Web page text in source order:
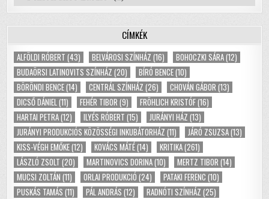
CÍMKÉK
ALFÖLDI RÓBERT (43) BELVÁROSI SZÍNHÁZ (16) BOHOCZKI SÁRA(12)
BUDAÖRSI LATINOVITS SZÍNHÁZ (20) BÍRÓ BENCE(10)
BÖRÖNDI BENCE(14) CENTRÁL SZÍNHÁZ (26) CHOVÁN GÁBOR (13)
DICSŐ DÁNIEL(11) FEHÉR TIBOR (9) FRÖHLICH KRISTÓF(16)
HARTAI PETRA(12) ILYÉS RÓBERT (15) JURÁNYI HÁZ (13)
JURÁNYI PRODUKCIÓS KÖZÖSSÉGI INKUBÁTORHÁZ (11) JÁRÓ ZSUZSA(13)
KISS-VÉGH EMŐKE(12) KOVÁCS MÁTÉ(14) KRITIKA(261)
LÁSZLÓ ZSOLT (20) MARTINOVICS DORINA(10) MERTZ TIBOR (14)
MUCSI ZOLTÁN (11) ORLAI PRODUKCIÓ (24) PATAKI FERENC (10)
PUSKÁS TAMÁS (11) PÁL ANDRÁS (12) RADNÓTI SZÍNHÁZ (25)